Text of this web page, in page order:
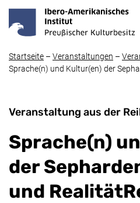
Startseite – Veranstaltungen –
Sprache(n) und Kultur(en) der
Veranstaltung aus der
Sprache(n)
der
und